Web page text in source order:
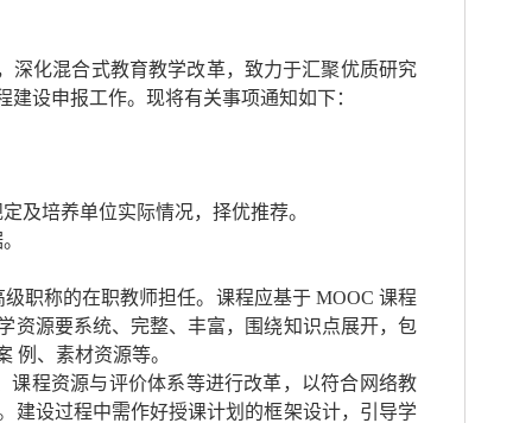
深化混合式教育教学改革， 致力于汇聚优质研究
建设申报工作。 现将有关事项通知如下：
及培养单位实际情况，择优推荐。
职称的在职教师担任。课程应基于 MOOC 课程
资源要系统、完整、丰富，围绕知识点展开，包
例、素材资源等。
课程资源与评价体系等进行改革，以符合网络教
建设过程中需作好授课计划的框架设计，引导学